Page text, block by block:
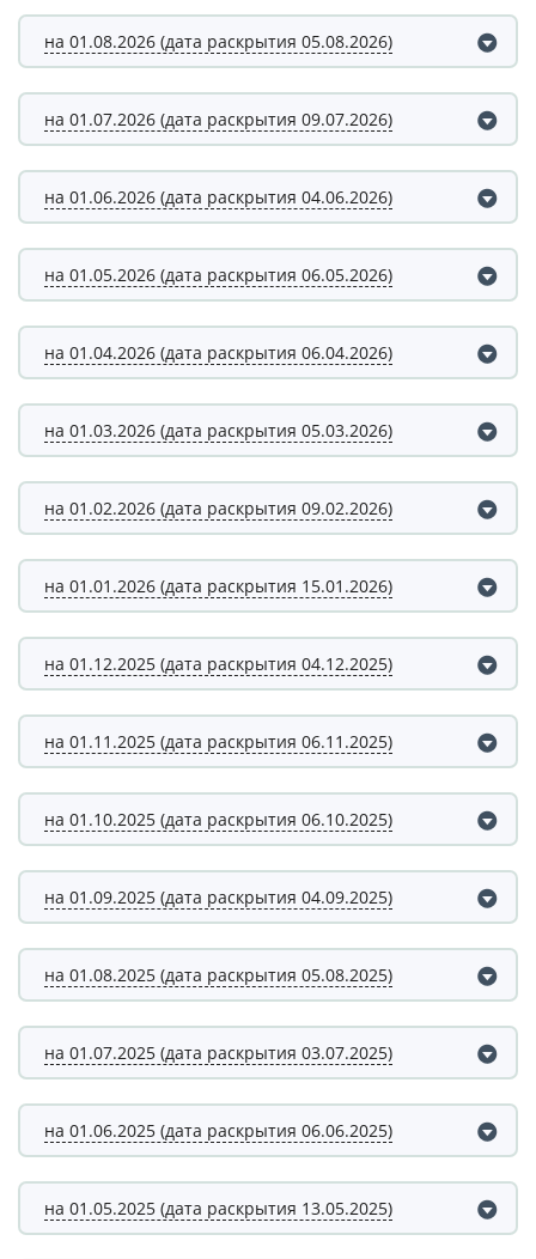
на 01.08.2026 (дата раскрытия 05.08.2026)
на 01.07.2026 (дата раскрытия 09.07.2026)
на 01.06.2026 (дата раскрытия 04.06.2026)
на 01.05.2026 (дата раскрытия 06.05.2026)
на 01.04.2026 (дата раскрытия 06.04.2026)
на 01.03.2026 (дата раскрытия 05.03.2026)
на 01.02.2026 (дата раскрытия 09.02.2026)
на 01.01.2026 (дата раскрытия 15.01.2026)
на 01.12.2025 (дата раскрытия 04.12.2025)
на 01.11.2025 (дата раскрытия 06.11.2025)
на 01.10.2025 (дата раскрытия 06.10.2025)
на 01.09.2025 (дата раскрытия 04.09.2025)
на 01.08.2025 (дата раскрытия 05.08.2025)
на 01.07.2025 (дата раскрытия 03.07.2025)
на 01.06.2025 (дата раскрытия 06.06.2025)
на 01.05.2025 (дата раскрытия 13.05.2025)